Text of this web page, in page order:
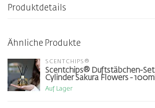
Produktdetails
Ähnliche Produkte
SCENTCHIPS®
Scentchips® Duftstäbchen-Set
Cylinder Sakura Flowers - 100ml
Auf Lager